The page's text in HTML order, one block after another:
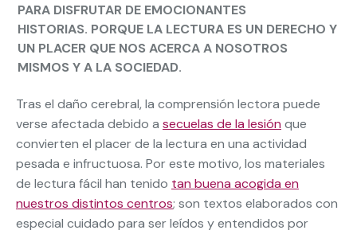
PARA DISFRUTAR DE EMOCIONANTES
HISTORIAS. PORQUE LA LECTURA ES UN DERECHO Y
UN PLACER QUE NOS ACERCA A NOSOTROS
MISMOS Y A LA SOCIEDAD.
Tras el daño cerebral, la comprensión lectora puede
verse afectada debido a secuelas de la lesión que
convierten el placer de la lectura en una actividad
pesada e infructuosa. Por este motivo, los materiales
de lectura fácil han tenido tan buena acogida en
nuestros distintos centros; son textos elaborados con
especial cuidado para ser leídos y entendidos por